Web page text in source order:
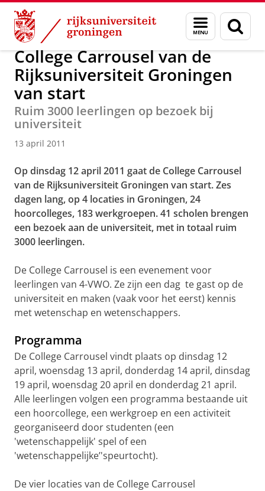
Skip
Content
Skip
Navigation
Menu
en
zoeken
Over ons Actueel Nieuws Nieuwsberichten
College Carrousel van de
Rijksuniversiteit Groningen
van start
Ruim 3000 leerlingen op bezoek bij
universiteit
13 april 2011
Op dinsdag 12 april 2011 gaat de College Carrousel
van de Rijksuniversiteit Groningen van start. Zes
dagen lang, op 4 locaties in Groningen, 24
hoorcolleges, 183 werkgroepen. 41 scholen brengen
een bezoek aan de universiteit, met in totaal ruim
3000 leerlingen.
De College Carrousel is een evenement voor
leerlingen van 4-VWO. Ze zijn een dag te gast op de
universiteit en maken (vaak voor het eerst) kennis
met wetenschap en wetenschappers.
Programma
De College Carrousel vindt plaats op dinsdag 12
april, woensdag 13 april, donderdag 14 april, dinsdag
19 april, woensdag 20 april en donderdag 21 april.
Alle leerlingen volgen een programma bestaande uit
een hoorcollege, een werkgroep en een activiteit
georganiseerd door studenten (een
'wetenschappelijk' spel of een
'wetenschappelijke’'speurtocht).
De vier locaties van de College Carrousel